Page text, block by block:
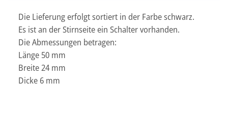
Die Lieferung erfolgt sortiert in der Farbe schwarz.
Es ist an der Stirnseite ein Schalter vorhanden.
Die Abmessungen betragen:
Länge 50 mm
Breite 24 mm
Dicke 6 mm